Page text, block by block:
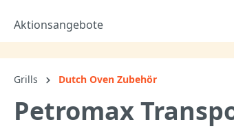
Aktionsangebote
Grills Dutch Oven Zubehör
Petromax